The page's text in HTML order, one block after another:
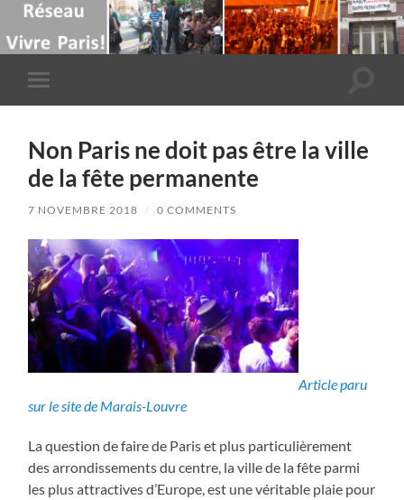
Toggle
mobile
Non Paris ne doit pas être la ville
de la fête permanente
7 NOVEMBRE 2018 / 0 COMMENTS
Article paru
sur le site de Marais-Louvre
La question de faire de Paris et plus particulièrement
des arrondissements du centre, la ville de la fête parmi
les plus attractives d’Europe, est une véritable plaie pour